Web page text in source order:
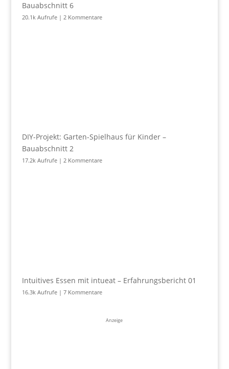
Bauabschnitt 6
20.1k Aufrufe| 2 Kommentare
DIY-Projekt: Garten-Spielhaus für Kinder –
Bauabschnitt 2
17.2k Aufrufe| 2 Kommentare
Intuitives Essen mit intueat – Erfahrungsbericht 01
16.3k Aufrufe| 7 Kommentare
Anzeige